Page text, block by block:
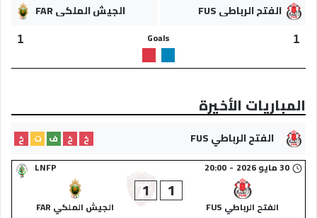
الفتح الرباطي FUS الجيش الملكي FAR
1
Goals
1
المباريات الأخيرة
الفتح الرباطي FUS خ خ ف ت
خ
LNFP
30 مايو 2026 -
20:00
الفتح الرباطي FUS
1
1
الجيش الملكي FAR